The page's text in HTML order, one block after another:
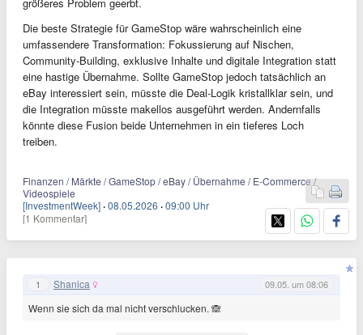
Die beste Strategie für GameStop wäre wahrscheinlich eine
umfassendere Transformation: Fokussierung auf Nischen,
Community-Building, exklusive Inhalte und digitale Integration statt
eine hastige Übernahme. Sollte GameStop jedoch tatsächlich an
eBay interessiert sein, müsste die Deal-Logik kristallklar sein, und
die Integration müsste makellos ausgeführt werden. Andernfalls
könnte diese Fusion beide Unternehmen in ein tieferes Loch
treiben.
Finanzen / Märkte / GameStop / eBay / Übernahme / E-Commerce /
Videospiele
[InvestmentWeek] ·08.05.2026 ·09:00 Uhr
[1 Kommentar]
1 Shanica 09.05. um 08:06
Wenn sie sich da mal nicht verschlucken. 🙈